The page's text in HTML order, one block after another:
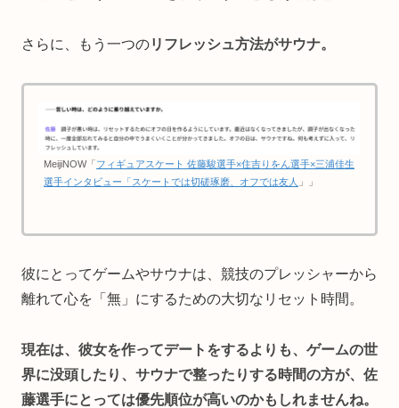
さらに、もう一つのリフレッシュ方法がサウナ。
MeijiNOW「 フィギュアスケート 佐藤駿選手×住吉りをん選手×三浦佳生
選手インタビュー「スケートでは切磋琢磨、オフでは友人 」」
彼にとってゲームやサウナは、競技のプレッシャーから
離れて心を「無」にするための大切なリセット時間。
現在は、彼女を作ってデートをするよりも、ゲームの世
界に没頭したり、サウナで整ったりする時間の方が、佐
藤選手にとっては優先順位が高いのかもしれませんね。